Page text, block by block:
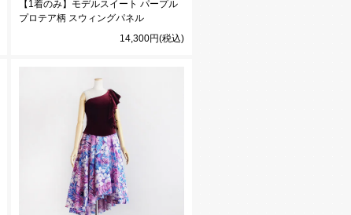
【1着のみ】モデルスイート パープル
プロテア柄 スウィングパネル
14,300円(税込)